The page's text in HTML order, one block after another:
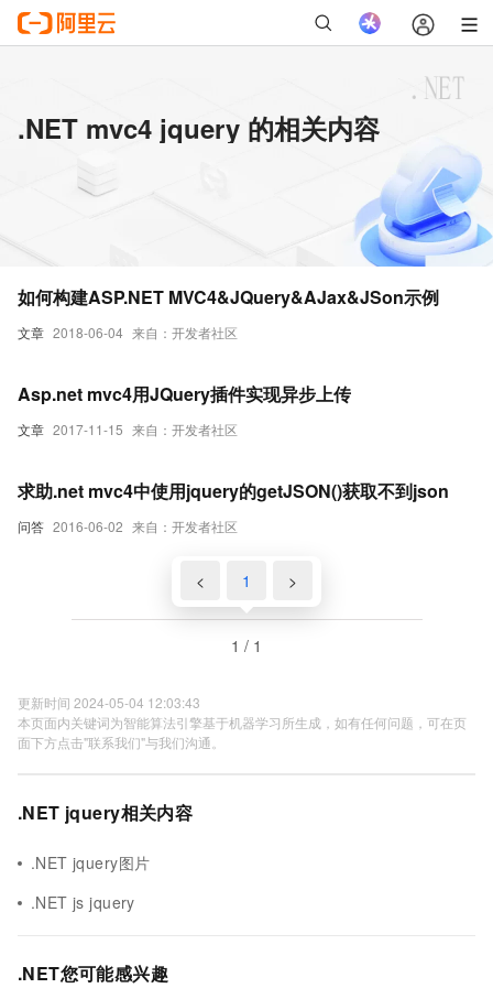
.NET mvc4 jquery 的相关内容
文章 2018-06-04 来自：开发者社区
如何构建ASP.NET MVC4&JQuery&AJax&JSon示例
文章 2017-11-15 来自：开发者社区
Asp.net mvc4用JQuery插件实现异步上传
问答 2016-06-02 来自：开发者社区
求助.net mvc4中使用jquery的getJSON()获取不到json
< 1 >
1 / 1
更新时间 2024-05-04 12:03:43
本页面内关键词为智能算法引擎基于机器学习所生成，如有任何问题，可在页
面下方点击"联系我们"与我们沟通。
.NET jquery相关内容
.NET jquery图片
.NET js jquery
.NET您可能感兴趣